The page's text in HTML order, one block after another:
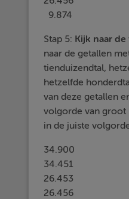
9.874
Stap 5: Kijk naar de
naar de getallen
tienduizendtal,
hetzelfde
van deze getallen
volgorde van groot
in de juiste
34.900
34.451
26.453
26.456